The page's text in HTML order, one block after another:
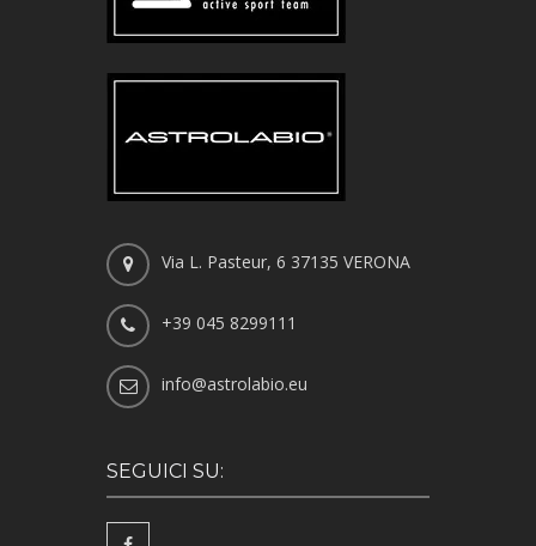
Via L. Pasteur, 6 37135 VERONA
+39 045 8299111
info@astrolabio.eu
SEGUICI SU: